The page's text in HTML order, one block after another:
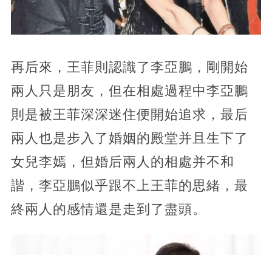
再后來，王菲則認識了李亞鵬，剛開始
兩人只是朋友，但在相處過程中李亞鵬
則是被王菲深深迷住便開始追求，最后
兩人也是步入了婚姻的殿堂并且生下了
女兒李嫣，但婚后兩人的相處并不和
諧，李亞鵬似乎跟不上王菲的思緒，最
終兩人的感情還是走到了盡頭。